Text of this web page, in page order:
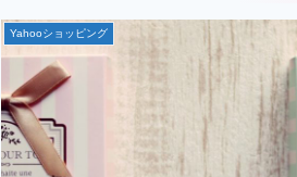
Yahooショッピング